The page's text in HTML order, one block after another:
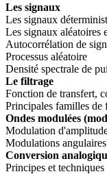
Les signaux
Les signaux
Les signaux aléatoires
Autocorrélation de
Processus aléatoire
Densité spectrale de
Le filtrage
Fonction de transfert,
Principales familles de
Ondes modulées
Modulation
Modulations angulaires
Conversion
Principes et techniques